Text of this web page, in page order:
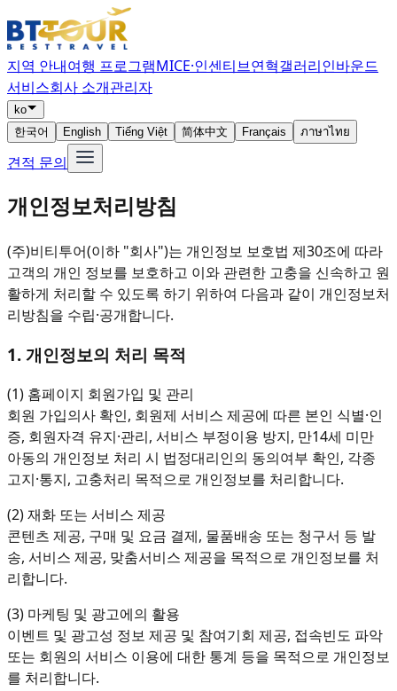
지역 안내여행 프로그램MICE·인센티브연혁갤러리인바운드
서비스회사 소개관리자
ko
한국어
English Tiếng Việt 简体中文 Français ภาษาไทย
견적 문의
개인정보처리방침
(주)비티투어(이하 "회사")는 개인정보 보호법 제30조에 따라
고객의 개인 정보를 보호하고 이와 관련한 고충을 신속하고 원
활하게 처리할 수 있도록 하기 위하여 다음과 같이 개인정보처
리방침을 수립·공개합니다.
1. 개인정보의 처리 목적
(1) 홈페이지 회원가입 및 관리
회원 가입의사 확인, 회원제 서비스 제공에 따른 본인 식별·인
증, 회원자격 유지·관리, 서비스 부정이용 방지, 만14세 미만
아동의 개인정보 처리 시 법정대리인의 동의여부 확인, 각종
고지·통지, 고충처리 목적으로 개인정보를 처리합니다.
(2) 재화 또는 서비스 제공
콘텐츠 제공, 구매 및 요금 결제, 물품배송 또는 청구서 등 발
송, 서비스 제공, 맞춤서비스 제공을 목적으로 개인정보를 처
리합니다.
(3) 마케팅 및 광고에의 활용
이벤트 및 광고성 정보 제공 및 참여기회 제공, 접속빈도 파악
또는 회원의 서비스 이용에 대한 통계 등을 목적으로 개인정보
를 처리합니다.